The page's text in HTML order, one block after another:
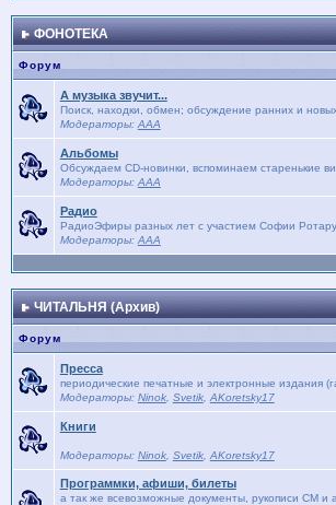
ФОНОТЕКА
Форум
А музыка звучит...
Поиск, находки, обмен; обсуждение ранних и новых
Модераторы: AAA
Альбомы
Обсуждаем CD-новинки, вспоминаем старенькие
Модераторы: AAA
Радио
РадиоЭфиры разных лет с участием Софии
Модераторы: AAA
ЧИТАЛЬНЯ (Архив)
Форум
Пресса
периодические печатные и электронные издания
Модераторы: Ninok, Svetik, AKoretsky17
Книги
Модераторы: Ninok, Svetik, AKoretsky17
Программки, афиши, билеты
а так же всевозможные документы, рукописи СМ и